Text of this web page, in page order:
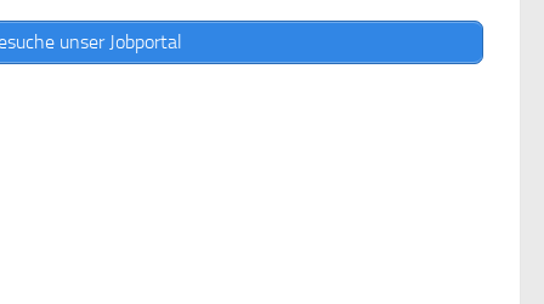
unser Jobportal